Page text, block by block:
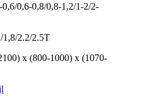
0,6-0,8/0,8-1,2/1-2/2-
1,8/2.2/2.5T
x (800-1000) x (1070-